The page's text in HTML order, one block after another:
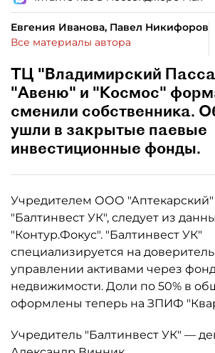
Евгения Иванова, Павел Никифоров
Все материалы автора
ТЦ "Владимирский
"Авеню" и "Космос"
сменили собственника.
ушли в закрытые паевые
инвестиционные фонды.
Учредителем ООО
"Балтинвест УК", следует из
"Контур.Фокус". "Балтинвест УК"
специализируется на
управлении активами через
недвижимости. Доли по 50% в
оформлены теперь на ЗПИФ
Учредитель "Балтинвест УК" —